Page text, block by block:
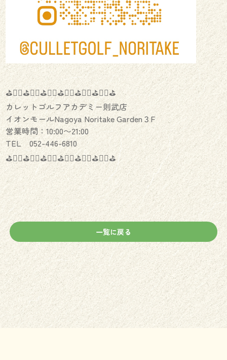
⛳️🏌️‍♂️⛳️🏌️‍♀️⛳️🏌️‍♂️⛳️🏌️‍♀️⛳️🏌️‍♂️⛳️🏌️‍♀️⛳️
カレットゴルフアカデミー則武店
イオンモールNagoya Noritake Garden３F
営業時間：10:00〜21:00
TEL 052-446-6810
⛳️🏌️‍♂️⛳️🏌️‍♀️⛳️🏌️‍♂️⛳️🏌️‍♀️⛳️🏌️‍♂️⛳️🏌️‍♀️⛳️
一覧に戻る